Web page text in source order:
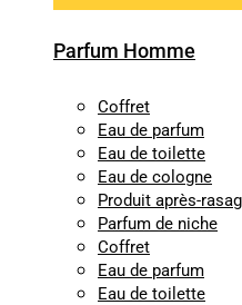
Parfum Homme
Coffret
Eau de parfum
Eau de toilette
Eau de cologne
Produit après-
Parfum de niche
Coffret
Eau de parfum
Eau de toilette